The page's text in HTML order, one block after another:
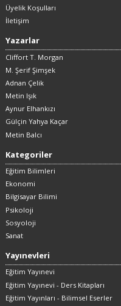
Üyelik Koşulları
İletişim
Yazarlar
Cliffort T. Morgan
M. Şerif Şimşek
Adnan Çelik
Metin Işık
Aynur Elhankızı
Gülçin Yahya Kaçar
Metin Balcı
Kategoriler
Eğitim Bilimleri
Ekonomi
Bilgisayar Bilimi
Psikoloji
Sosyoloji
Sanat
Yayınevleri
Eğitim Yayınevi
Eğitim Yayınevi - Ders Kitapları
Eğitim Yayınları - Bilimsel Eserler